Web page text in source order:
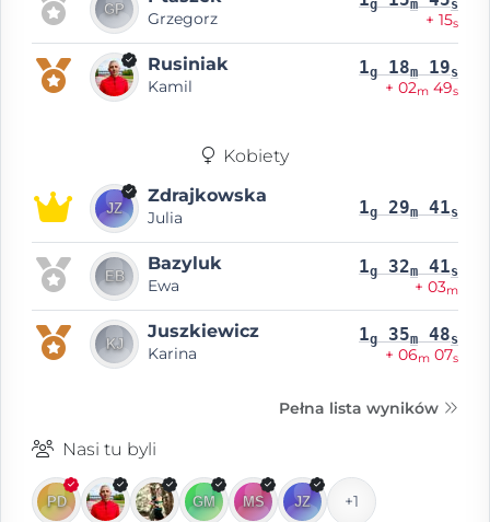
Grzegorz
g m s
+ 15s
Rusiniak
Kamil
1g 18m 19s
+ 02m 49s
Kobiety
Zdrajkowska
Julia 1g 29m 41s
Bazyluk
Ewa
1g 32m 41s
+ 03m
Juszkiewicz
Karina
1g 35m 48s
+ 06m 07s
Pełna lista wyników
Nasi tu byli
+1